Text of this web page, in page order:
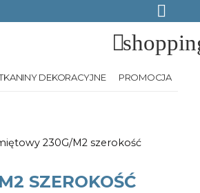
DEKORACYJNE PROMOCJA
230G/M2 szerokość
SZEROKOŚĆ